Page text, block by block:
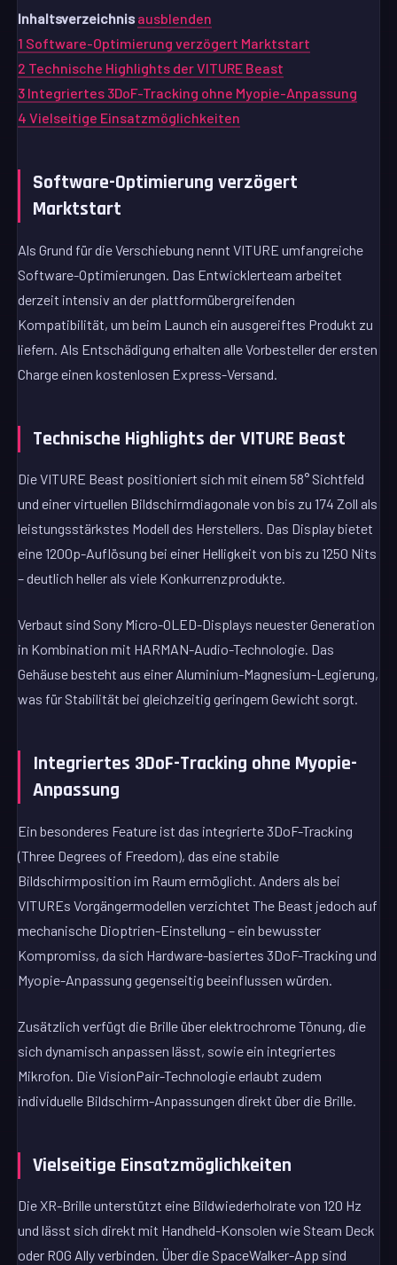
Inhaltsverzeichnis ausblenden
1 Software-Optimierung verzögert Marktstart
2 Technische Highlights der VITURE Beast
3 Integriertes 3DoF-Tracking ohne Myopie-Anpassung
4 Vielseitige Einsatzmöglichkeiten
Software-Optimierung verzögert
Marktstart
Als Grund für die Verschiebung nennt VITURE umfangreiche
Software-Optimierungen. Das Entwicklerteam arbeitet
derzeit intensiv an der plattformübergreifenden
Kompatibilität, um beim Launch ein ausgereiftes Produkt zu
liefern. Als Entschädigung erhalten alle Vorbesteller der ersten
Charge einen kostenlosen Express-Versand.
Technische Highlights der VITURE Beast
Die VITURE Beast positioniert sich mit einem 58° Sichtfeld
und einer virtuellen Bildschirmdiagonale von bis zu 174 Zoll als
leistungsstärkstes Modell des Herstellers. Das Display bietet
eine 1200p-Auflösung bei einer Helligkeit von bis zu 1250 Nits
– deutlich heller als viele Konkurrenzprodukte.
Verbaut sind Sony Micro-OLED-Displays neuester Generation
in Kombination mit HARMAN-Audio-Technologie. Das
Gehäuse besteht aus einer Aluminium-Magnesium-Legierung,
was für Stabilität bei gleichzeitig geringem Gewicht sorgt.
Integriertes 3DoF-Tracking ohne Myopie-
Anpassung
Ein besonderes Feature ist das integrierte 3DoF-Tracking
(Three Degrees of Freedom), das eine stabile
Bildschirmposition im Raum ermöglicht. Anders als bei
VITUREs Vorgängermodellen verzichtet The Beast jedoch auf
mechanische Dioptrien-Einstellung – ein bewusster
Kompromiss, da sich Hardware-basiertes 3DoF-Tracking und
Myopie-Anpassung gegenseitig beeinflussen würden.
Zusätzlich verfügt die Brille über elektrochrome Tönung, die
sich dynamisch anpassen lässt, sowie ein integriertes
Mikrofon. Die VisionPair-Technologie erlaubt zudem
individuelle Bildschirm-Anpassungen direkt über die Brille.
Vielseitige Einsatzmöglichkeiten
Die XR-Brille unterstützt eine Bildwiederholrate von 120 Hz
und lässt sich direkt mit Handheld-Konsolen wie Steam Deck
oder ROG Ally verbinden. Über die SpaceWalker-App sind